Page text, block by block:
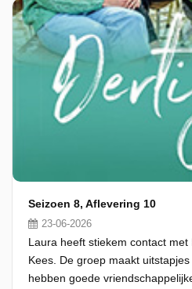
Seizoen 8, Aflevering 10
23-06-2026
Laura heeft stiekem contact met
Kees. De groep maakt
hebben goede